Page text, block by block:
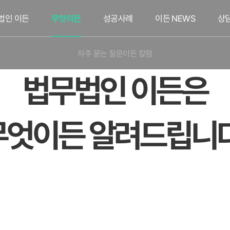
인 이든 무엇이든
자주 묻는 질문이든 칼럼
성공사례 이든 NEWS 상
법무법인 이든은
이든 알려드립니